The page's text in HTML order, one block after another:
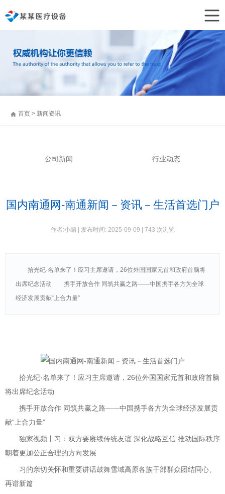
首页 > 新闻资讯
公司新闻 行业动态
国内南通网-南通新闻－资讯－生活首选门户
作者:小编 | 发布时间: 2025-09-09 | 743 次浏览
拾光纪·名单来了！应习主席邀请，26位外国国家元首和政府首脑将
出席纪念活动 携手开放合作 同筑共赢之路——中国携手各方为全球
经济发展贡献“上合力量”
拾光纪·名单来了！应习主席邀请，26位外国国家元首和政府首脑
将出席纪念活动
携手开放合作 同筑共赢之路——中国携手各方为全球经济发展贡
献“上合力量”
独家视频丨习：双方要赓续传统友谊 深化战略互信 推动国际秩序
朝着更加公正合理的方向发展
习的亲切关怀和重要讲话鼓舞雪域高原各族干部群众团结同心、
再谱新篇